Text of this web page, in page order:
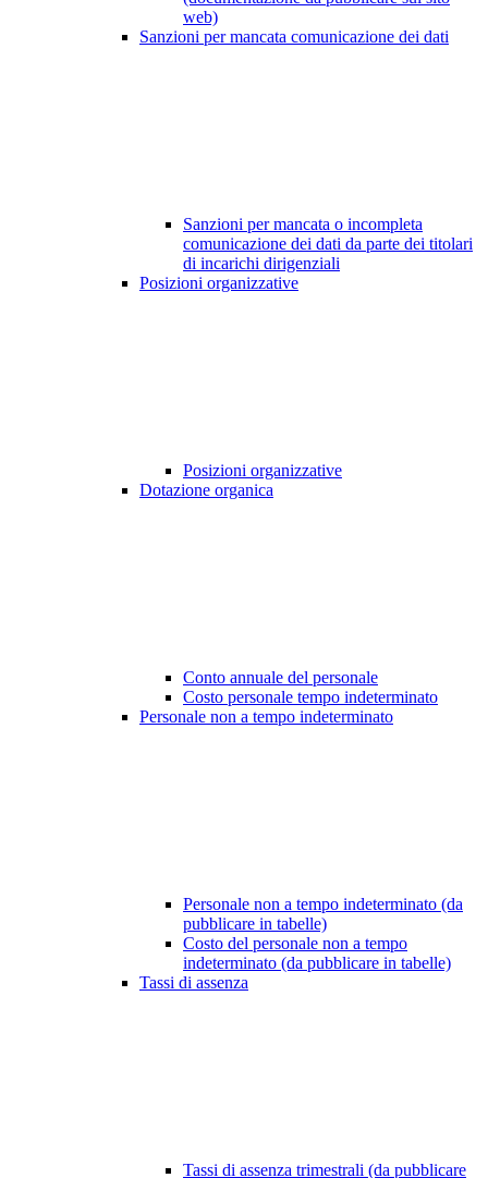
web)
Sanzioni per mancata comunicazione dei dati
Sanzioni per mancata o incompleta
comunicazione dei dati da parte dei titolari
di incarichi dirigenziali
Posizioni organizzative
Posizioni organizzative
Dotazione organica
Conto annuale del personale
Costo personale tempo indeterminato
Personale non a tempo indeterminato
Personale non a tempo indeterminato (da
pubblicare in tabelle)
Costo del personale non a tempo
indeterminato (da pubblicare in tabelle)
Tassi di assenza
Tassi di assenza trimestrali (da pubblicare